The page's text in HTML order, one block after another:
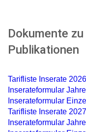
Dokumente
Publikationen
Tarifliste Inserate 2026
Inserateformular
Inserateformular
Tarifliste Inserate 2027
Inserateformular